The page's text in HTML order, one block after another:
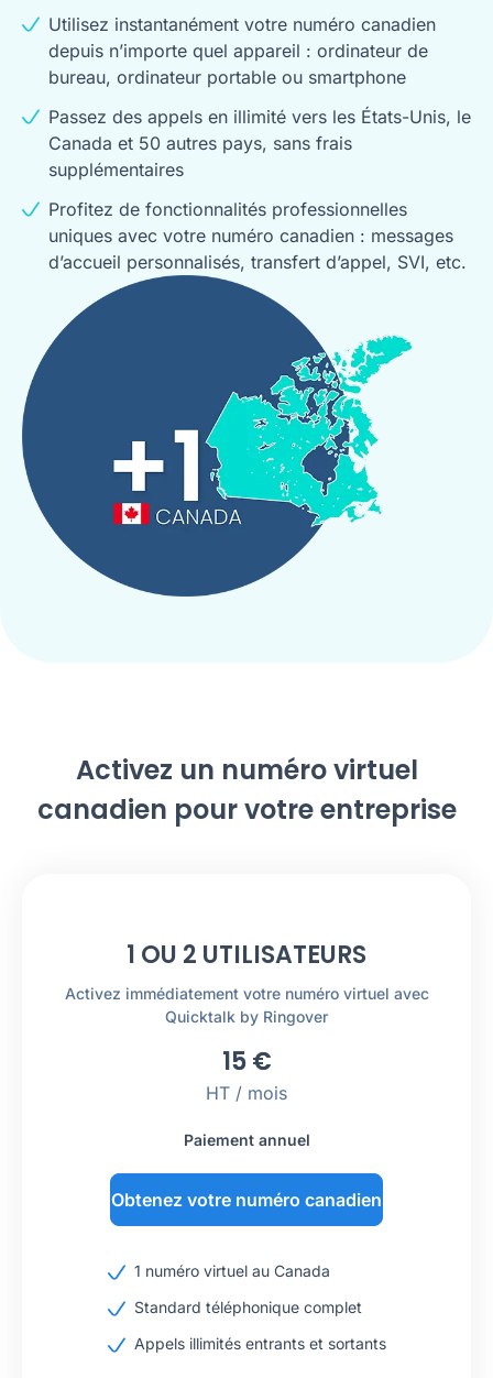
Utilisez instantanément votre numéro canadien
depuis n’importe quel appareil : ordinateur de
bureau, ordinateur portable ou smartphone
Passez des appels en illimité vers les États-Unis, le
Canada et 50 autres pays, sans frais
supplémentaires
Profitez de fonctionnalités professionnelles
uniques avec votre numéro canadien : messages
d’accueil personnalisés, transfert d’appel, SVI, etc.
Activez un numéro virtuel
canadien pour votre entreprise
1 OU 2 UTILISATEURS
Activez immédiatement votre numéro virtuel avec
Quicktalk by Ringover
15€
HT / mois
Paiement annuel
Obtenez votre numéro canadien
1 numéro virtuel au Canada
Standard téléphonique complet
Appels illimités entrants et sortants